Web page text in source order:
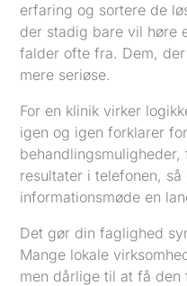
erfaring og sortere de
der stadig bare vil høre
falder ofte fra. Dem,
mere seriøse.
For en klinik virker
igen og igen forklarer
resultater i telefonen, så
informationsmøde en
Det gør din faglighed
Mange lokale
men dårlige til at få